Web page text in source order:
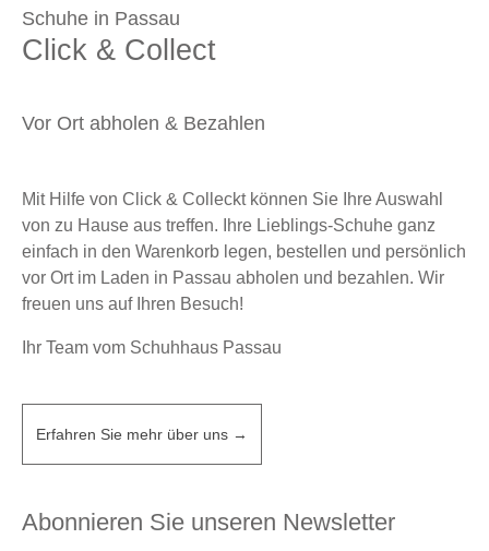
Schuhe in Passau
Click & Collect
Vor Ort abholen & Bezahlen
Mit Hilfe von Click & Colleckt können Sie Ihre Auswahl
von zu Hause aus treffen. Ihre Lieblings-Schuhe ganz
einfach in den Warenkorb legen, bestellen und persönlich
vor Ort im Laden in Passau abholen und bezahlen. Wir
freuen uns auf Ihren Besuch!
Ihr Team vom Schuhhaus Passau
Erfahren Sie mehr über uns →
Abonnieren Sie unseren Newsletter